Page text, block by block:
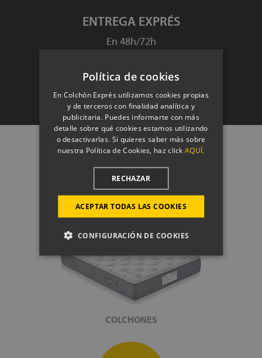
ENTREGA EXPRÉS
En 48h/72h
IR A LA TIENDA
Todo lo que necesitas
HASTA EL
70%
COLCHONES
Política de cookies
En Colchón Exprés utilizamos cookies propias
y de terceros con finalidad analítica y
publicitaria. Puedes informarte con más
detalle sobre qué cookies estamos utilizando
o desactivarlas. Si quieres saber más sobre
nuestra Política de Cookies, haz clickAQUÍ.
ACEPTAR TODAS LAS COOKIES
RECHAZAR
CONFIGURACIÓN DE COOKIES